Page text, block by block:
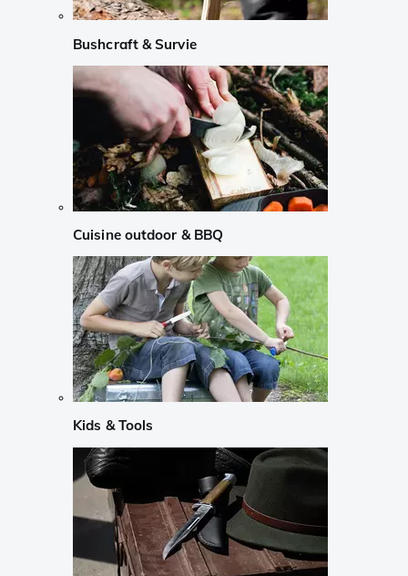
Bushcraft & Survie
Cuisine outdoor & BBQ
Kids & Tools